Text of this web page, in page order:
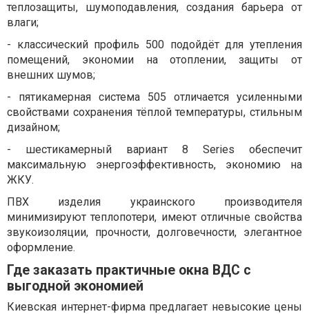
теплозащиты, шумоподавления, создания барьера от
влаги;
- классический профиль 500 подойдёт для утепления
помещений, экономии на отоплении, защиты от
внешних шумов;
- пятикамерная система 505 отличается усиленными
свойствами сохранения тёплой температуры, стильным
дизайном;
- шестикамерный вариант 8 Series обеспечит
максимальную энергоэффективность, экономию на
ЖКУ.
ПВХ изделия украинского производителя
минимизируют теплопотери, имеют отличные свойства
звукоизоляции, прочности, долговечности, элегантное
оформление.
Где заказать практичные окна ВДС с
выгодной экономией
Киевская интернет-фирма предлагает невысокие цены